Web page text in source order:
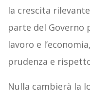
la crescita
parte del Governo
lavoro e
prudenza e
Nulla cambierà la